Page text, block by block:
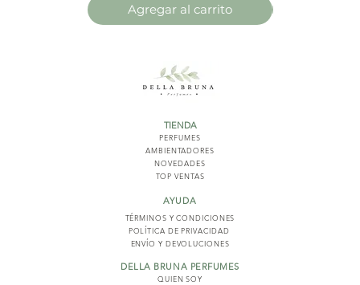
Agregar al carrito
TIENDA
PERFUMES
AMBIENTADORES
NOVEDADES
TOP VENTAS
AYUDA
TÉRMINOS Y CONDICIONES
POLÍTICA DE PRIVACIDAD
ENVÍO Y DEVOLUCIONES
DELLA BRUNA PERFUMES
QUIEN SOY